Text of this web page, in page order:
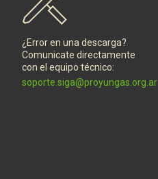
¿Error en una descarga?
Comunicate directamente
con el equipo técnico:
soporte.siga@proyungas.org.ar